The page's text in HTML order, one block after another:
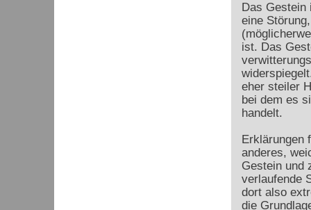
Das Gestein
eine
ist. Das
eher steiler
bei dem es
handelt.
Erklärungen
anderes,
Gestein und
verlaufende
dort also
die